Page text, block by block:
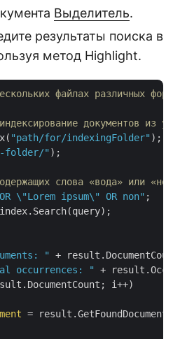
Выделитель.
результаты поиска в
метод Highlight.
файлах различных
документов из
"path/for/indexingFolder" );
folder/" );
слова «вода» или
\"Lorem ipsum\" OR non" ;
"
+
occurrences: "
i++)
=